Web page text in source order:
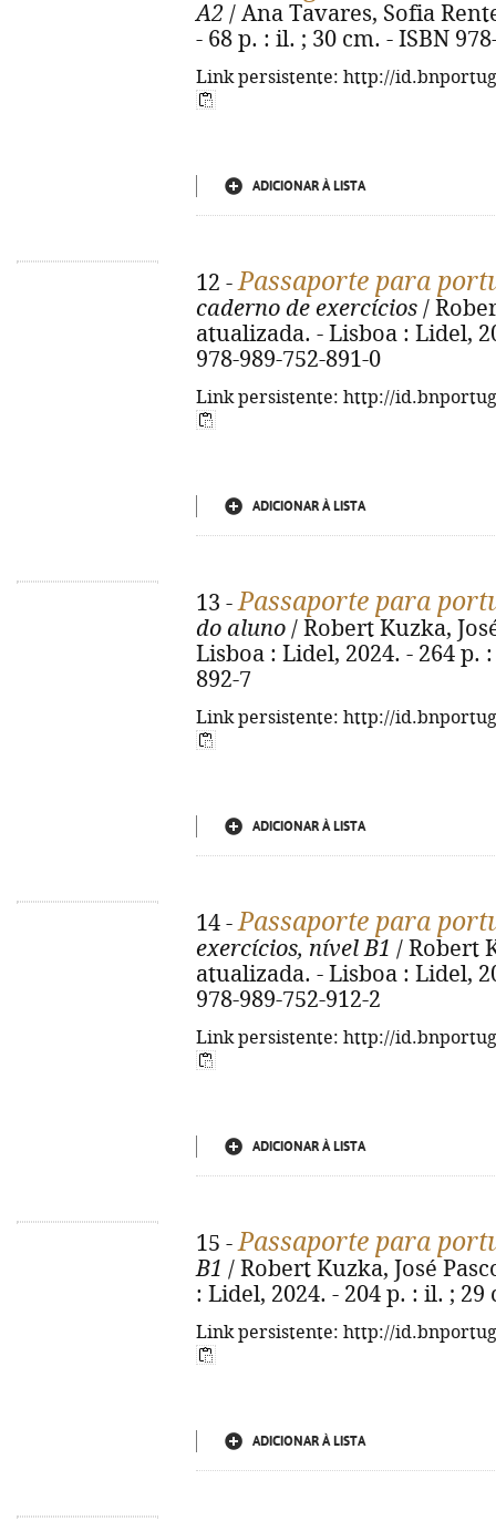
A2 / Ana Tavares, Sofia
- 68 p. : il. ; 30 cm. - ISBN
Link persistente: http://
ADICIONAR À LISTA
12 -Passaporte para
caderno de exercícios /
atualizada. - Lisboa : Lidel,
978-989-752-891-0
Link persistente: http://
ADICIONAR À LISTA
13 -Passaporte para
do aluno / Robert Kuzka,
Lisboa : Lidel, 2024. - 264 p.
892-7
Link persistente: http://
ADICIONAR À LISTA
14 -Passaporte para
exercícios, nível B1 / Robert
atualizada. - Lisboa : Lidel,
978-989-752-912-2
Link persistente: http://
ADICIONAR À LISTA
15 -Passaporte para
B1 / Robert Kuzka, José
: Lidel, 2024. - 204 p. : il. ; 29
Link persistente: http://
ADICIONAR À LISTA